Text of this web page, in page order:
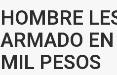
HOMBRE
ARMADO
MIL PESOS